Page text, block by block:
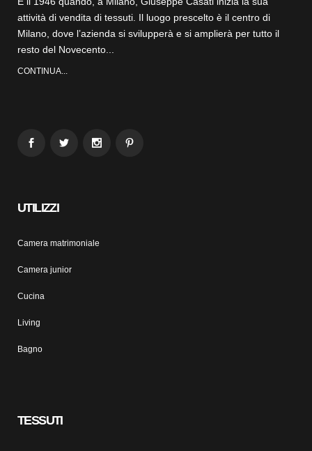
attività di vendita di tessuti. Il luogo prescelto è il centro di
Milano, dove l’azienda si svilupperà e si amplierà per tutto il
resto del Novecento...
CONTINUA...
UTILIZZI
Camera matrimoniale
Camera junior
Cucina
Living
Bagno
TESSUTI